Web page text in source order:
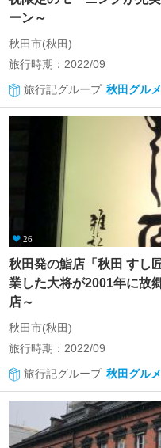
ーン～
秋田市(秋田)
旅行時期：2022/09
旅行記グループ 秋田グルメ
26
秋田発の鮨店「秋田 すし
業した大将が2001年に故
店～
秋田市(秋田)
旅行時期：2022/09
旅行記グループ 秋田グルメ